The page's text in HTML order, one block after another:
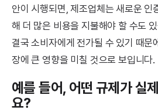
안이 시행되면, 제조업체는 새로운 인
해 더 많은 비용을 지불해야 할 수도
결국 소비자에게 전가될 수 있기 때문
장에 큰 영향을 미칠 것으로 보입니다.
예를 들어, 어떤 규제가 실
요?